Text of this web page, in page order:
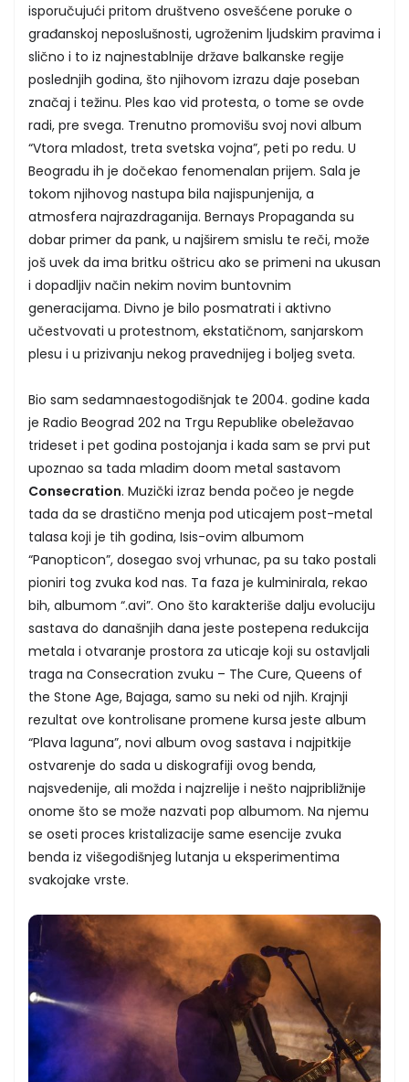
isporučujući pritom društveno osvešćene poruke o
građanskoj neposlušnosti, ugroženim ljudskim pravima i
slično i to iz najnestablnije države balkanske regije
poslednjih godina, što njihovom izrazu daje poseban
značaj i težinu. Ples kao vid protesta, o tome se ovde
radi, pre svega. Trenutno promovišu svoj novi album
“Vtora mladost, treta svetska vojna”, peti po redu. U
Beogradu ih je dočekao fenomenalan prijem. Sala je
tokom njihovog nastupa bila najispunjenija, a
atmosfera najrazdraganija. Bernays Propaganda su
dobar primer da pank, u najširem smislu te reči, može
još uvek da ima britku oštricu ako se primeni na ukusan
i dopadljiv način nekim novim buntovnim
generacijama. Divno je bilo posmatrati i aktivno
učestvovati u protestnom, ekstatičnom, sanjarskom
plesu i u prizivanju nekog pravednijeg i boljeg sveta.
Bio sam sedamnaestogodišnjak te 2004. godine kada
je Radio Beograd 202 na Trgu Republike obeležavao
trideset i pet godina postojanja i kada sam se prvi put
upoznao sa tada mladim doom metal sastavom
Consecration. Muzički izraz benda počeo je negde
tada da se drastično menja pod uticajem post-metal
talasa koji je tih godina, Isis-ovim albumom
“Panopticon”, dosegao svoj vrhunac, pa su tako postali
pioniri tog zvuka kod nas. Ta faza je kulminirala, rekao
bih, albumom “.avi”. Ono što karakteriše dalju evoluciju
sastava do današnjih dana jeste postepena redukcija
metala i otvaranje prostora za uticaje koji su ostavljali
traga na Consecration zvuku – The Cure, Queens of
the Stone Age, Bajaga, samo su neki od njih. Krajnji
rezultat ove kontrolisane promene kursa jeste album
“Plava laguna”, novi album ovog sastava i najpitkije
ostvarenje do sada u diskografiji ovog benda,
najsvedenije, ali možda i najzrelije i nešto najpribližnije
onome što se može nazvati pop albumom. Na njemu
se oseti proces kristalizacije same esencije zvuka
benda iz višegodišnjeg lutanja u eksperimentima
svakojake vrste.